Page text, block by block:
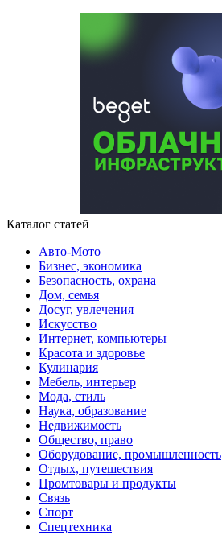
Каталог статей
Авто-Мото
Бизнес, экономика
Безопасность, охрана
Дом, семья
Досуг, увлечения
Искусство
Интернет, компьютеры
Красота и здоровье
Кулинария
Мебель, интерьер
Мода, стиль
Наука, образование
Недвижимость
Общество, право
Оборудование, промышленность
Отдых, путешествия
Промтовары и продукты
Связь
Спорт
Спецтехника